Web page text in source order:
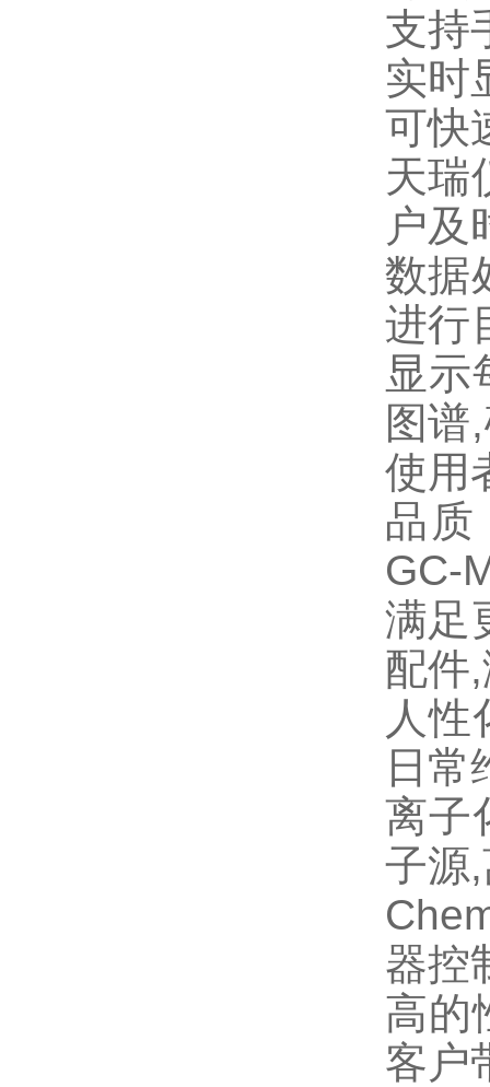
支持
实时
可快
天瑞
户及
数据
进行
显示
图谱
使用
品质
GC-
满足
配件
人
日常
离子
子源
器控
高的
客户